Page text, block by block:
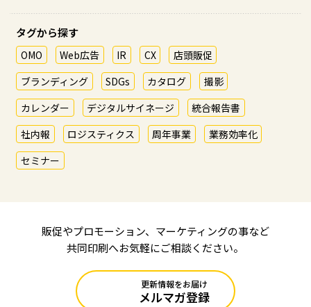
タグから探す
OMO Web広告 IR CX
店頭販促
ブランディング
SDGs カタログ
撮影
カレンダー
デジタルサイネージ
統合報告書
社内報
ロジスティクス 周年事業
業務効率化
セミナー
販促やプロモーション、マーケティングの事など
共同印刷へお気軽にご相談ください。
更新情報をお届け
メルマガ登録